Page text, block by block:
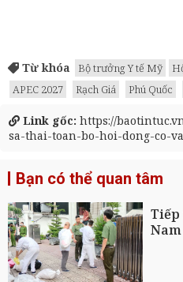
Từ khóa Bộ trưởng Y tế Mỹ
APEC 2027
Rạch Giá Phú Quốc
Link gốc: https://
sa-thai-toan-bo-hoi-dong-co-
Bạn có thể quan tâm
Tiếp